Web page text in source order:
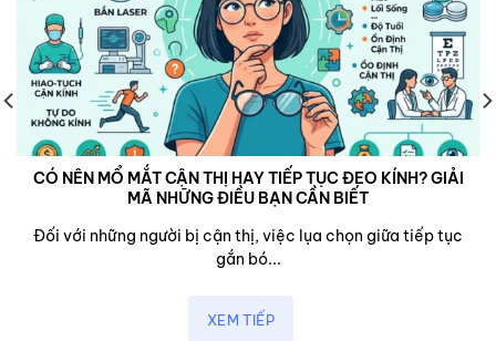
CÓ NÊN MỔ MẮT CẬN THỊ HAY TIẾP TỤC ĐEO KÍNH? GIẢI
MÃ NHỮNG ĐIỀU BẠN CẦN BIẾT
Đối với những người bị cận thị, việc lụa chọn giữa tiếp tục
gắn bó...
XEM TIẾP